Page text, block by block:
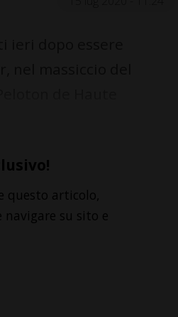
questo articolo,
navigare su sito e